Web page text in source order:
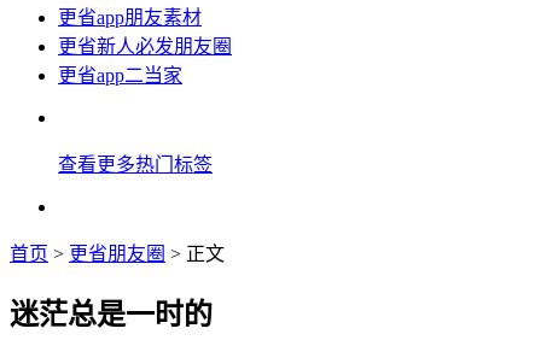
更省app朋友素材
更省新人必发朋友圈
更省app二当家
查看更多热门标签
首页 > 更省朋友圈 > 正文
迷茫总是一时的